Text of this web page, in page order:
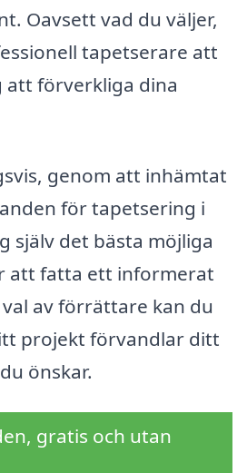
Oavsett vad du väljer,
tapetserare att
att förverkliga dina
genom att inhämtat
för tapetsering i
själv det bästa möjliga
att fatta ett informerat
av förrättare kan du
projekt förvandlar ditt
önskar.
gratis och utan